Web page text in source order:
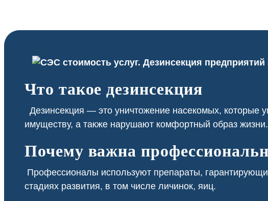
В нашем ресторане постоянно
скапливались тараканы из
Дезобработка заключили с нами
договор на регулярную обработку,
вредителей и поддерживать
высокий уровень санитарной
В приусадебном участке у нас
была проблема с борщевиком,
представлял угрозу для здоровья.
В санинспекции провели
ликвидировав сорняки и
обезопасив нашу территорию.
Что такое дезинсекция
Дезинсекция — это уничтожение насекомых, которые
имуществу, а также нарушают комфортный образ жизни.
Почему важна
Профессионалы используют препараты,
стадиях развития, в том числе личинок, яиц.